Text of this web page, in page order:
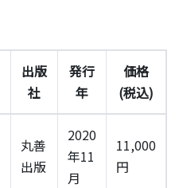
出版
社
発行
年
価格
(税込)
丸善
出版
2020
年11
月
11,000
円